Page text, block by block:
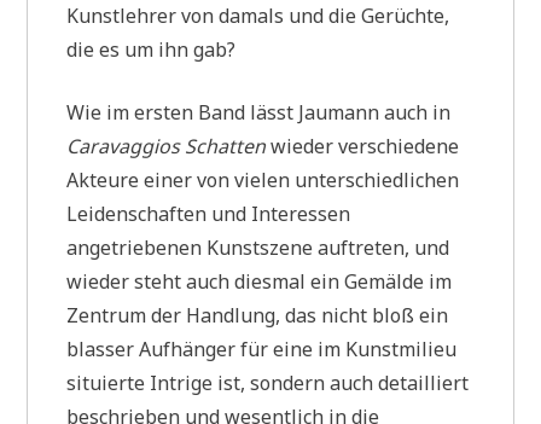
Kunstlehrer von damals und die Gerüchte,
die es um ihn gab?
Wie im ersten Band lässt Jaumann auch in
Caravaggios Schattenwieder verschiedene
Akteure einer von vielen unterschiedlichen
Leidenschaften und Interessen
angetriebenen Kunstszene auftreten, und
wieder steht auch diesmal ein Gemälde im
Zentrum der Handlung, das nicht bloß ein
blasser Aufhänger für eine im Kunstmilieu
situierte Intrige ist, sondern auch detailliert
beschrieben und wesentlich in die